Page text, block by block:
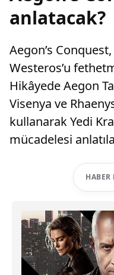
anlatacak?
Aegon’s
Westeros’u
Hikâyede Aegon
Visenya ve
kullanarak Yedi
mücadelesi
HABER